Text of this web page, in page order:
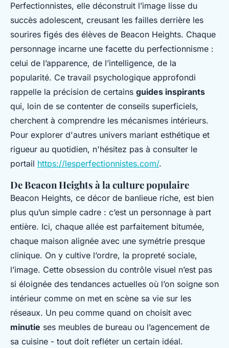
Perfectionnistes, elle déconstruit l’image lisse du
succès adolescent, creusant les failles derrière les
sourires figés des élèves de Beacon Heights. Chaque
personnage incarne une facette du perfectionnisme :
celui de l’apparence, de l’intelligence, de la
popularité. Ce travail psychologique approfondi
rappelle la précision de certains guides inspirants
qui, loin de se contenter de conseils superficiels,
cherchent à comprendre les mécanismes intérieurs.
Pour explorer d'autres univers mariant esthétique et
rigueur au quotidien, n'hésitez pas à consulter le
portail https://lesperfectionnistes.com/.
De Beacon Heights à la culture populaire
Beacon Heights, ce décor de banlieue riche, est bien
plus qu’un simple cadre : c’est un personnage à part
entière. Ici, chaque allée est parfaitement bitumée,
chaque maison alignée avec une symétrie presque
clinique. On y cultive l’ordre, la propreté sociale,
l’image. Cette obsession du contrôle visuel n’est pas
si éloignée des tendances actuelles où l’on soigne son
intérieur comme on met en scène sa vie sur les
réseaux. Un peu comme quand on choisit avec
minutie ses meubles de bureau ou l’agencement de
sa cuisine - tout doit refléter un certain idéal.